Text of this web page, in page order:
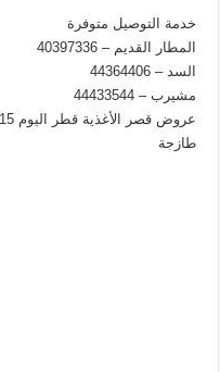
خدمة التوصيل متوفرة
المطار القديم – 40397336
السد – 44364406
مشيرب – 44433544
طازجة